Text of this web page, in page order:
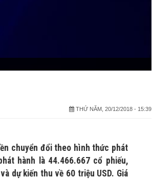
THỨ NĂM, 20/12/2018 - 15:39
chuyển đổi theo hình thức phát
hành là 44.466.667 cổ phiếu,
dự kiến thu về 60 triệu USD. Giá